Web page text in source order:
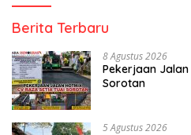
Berita Terbaru
8 Agustus 2026
Pekerjaan Jalan
Sorotan
5 Agustus 2026